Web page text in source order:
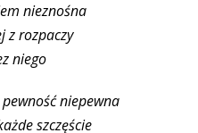
nieznośna
z rozpaczy
niego
niepewna
szczęście